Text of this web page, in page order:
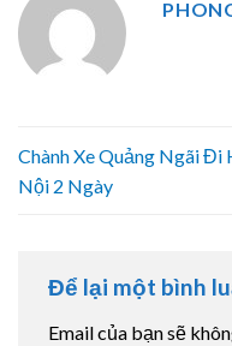
Chành Xe Quảng Ngãi Đi
Nội 2 Ngày
Để lại một bình
Email của bạn sẽ